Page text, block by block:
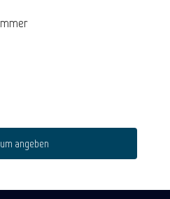
angeben